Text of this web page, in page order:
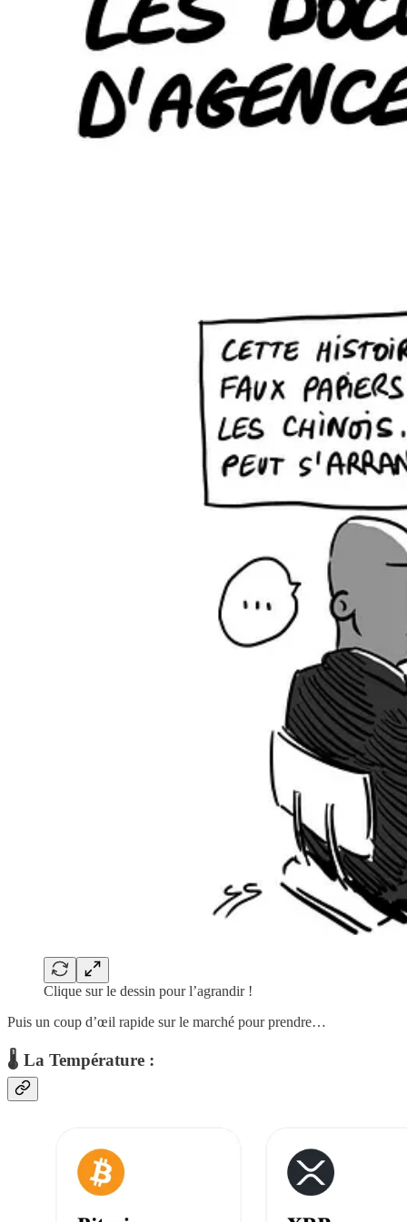
Clique sur le dessin pour l’agrandir !
Puis un coup d’œil rapide sur le marché pour prendre…
🌡 La Température :